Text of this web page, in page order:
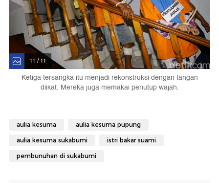
11 / 11
Ketiga tersangka itu menjadi rekonstruksi dengan tangan
diikat. Mereka juga memakai penutup wajah.
aulia kesuma aulia kesuma pupung
aulia kesuma sukabumi istri bakar suami
pembunuhan di sukabumi